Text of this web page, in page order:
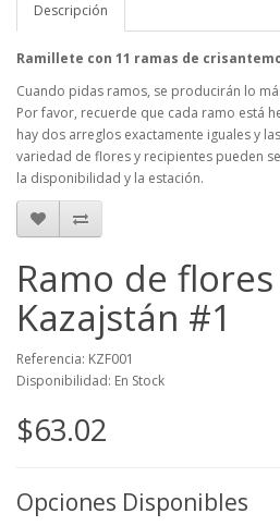
Descripción
Ramillete con 11 ramas de
Cuando pidas ramos, se producirán lo
Por favor, recuerde que cada ramo está
hay dos arreglos exactamente iguales y
variedad de flores y recipientes pueden
la disponibilidad y la estación.
Ramo de
Kazajstán #1
Referencia: KZF001
Disponibilidad: En Stock
$63.02
Opciones Disponibles